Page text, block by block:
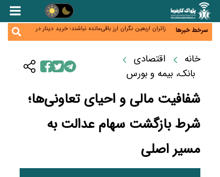
سرخط خبرها
همایش و مسابقه نذری ماه صفر برگزار شد
زائران اربعین نگران ارز باقی‌مانده نباشند؛ خرید دینار در
بانک‌ها و صرافی‌ها
شبکه کمتر توسعه می‌یابد
تأمین سرمایه در گردش بدون خلق نقدینگی؛ نقش
جدید سیاست‌های مالیاتی در حمایت از تولید
خانه
اقتصادی
بانک، بیمه و بورس
شفافیت مالی و احیای تعاونی‌ها؛
شرط بازگشت سهام عدالت به
مسیر اصلی